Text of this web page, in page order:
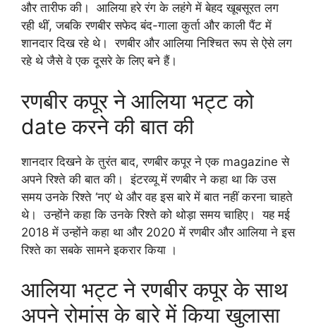
और तारीफ की। आलिया हरे रंग के लहंगे में बेहद खूबसूरत लग
रही थीं, जबकि रणबीर सफेद बंद-गाला कुर्ता और काली पैंट में
शानदार दिख रहे थे। रणबीर और आलिया निश्चित रूप से ऐसे लग
रहे थे जैसे वे एक दूसरे के लिए बने हैं।
रणबीर कपूर ने आलिया भट्ट को
date करने की बात की
शानदार दिखने के तुरंत बाद, रणबीर कपूर ने एक magazine से
अपने रिश्ते की बात की। इंटरव्यू में रणबीर ने कहा था कि उस
समय उनके रिश्ते ‘नए’ थे और वह इस बारे में बात नहीं करना चाहते
थे। उन्होंने कहा कि उनके रिश्ते को थोड़ा समय चाहिए। यह मई
2018 में उन्होंने कहा था और 2020 में रणबीर और आलिया ने इस
रिश्ते का सबके सामने इकरार किया ।
आलिया भट्ट ने रणबीर कपूर के साथ
अपने रोमांस के बारे में किया खुलासा